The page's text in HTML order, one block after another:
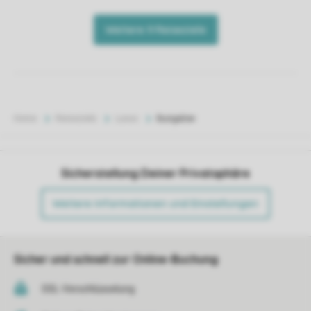
Sicherstellung Deiner Privatsphäre
Weitere Informationen und Einstellungen
Sicher und schnell zur Online-Buchung
SSL-Verschlüsselung